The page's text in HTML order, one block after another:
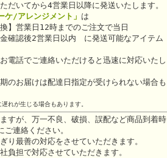
だいてから4営業日以降に発送いたします。
/アレンジメント」 は
】営業日12時までのご注文で当日
金確認後2営業日以内 に発送可能なアイテム
電話でご連絡いただけると迅速に対応いたし
のお届けは配達日指定が受けられない場合も
れが生じる場合もあります。
すが、万一不良、破損、誤配など商品到着時
連絡ください。
り最善の対応をさせていただきます。
負担で対応させていただきます。